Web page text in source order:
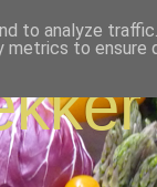
to analyze
to ensure